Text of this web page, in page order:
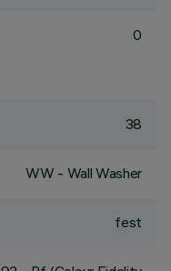
0
38
WW - Wall Washer
fest